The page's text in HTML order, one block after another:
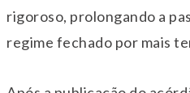
rigoroso, prolongando a
regime fechado por mais